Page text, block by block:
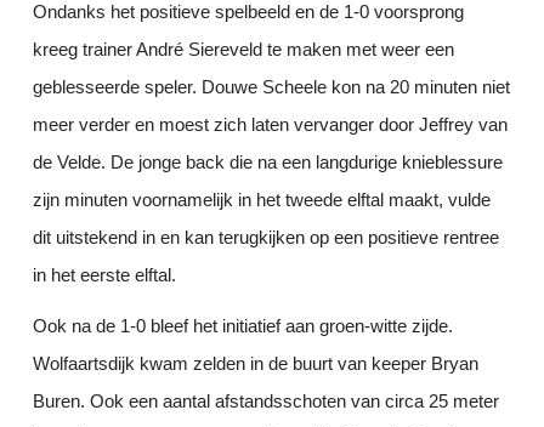
Ondanks het positieve spelbeeld en de 1-0 voorsprong
kreeg trainer André Siereveld te maken met weer een
geblesseerde speler. Douwe Scheele kon na 20 minuten niet
meer verder en moest zich laten vervanger door Jeffrey van
de Velde. De jonge back die na een langdurige knieblessure
zijn minuten voornamelijk in het tweede elftal maakt, vulde
dit uitstekend in en kan terugkijken op een positieve rentree
in het eerste elftal.
Ook na de 1-0 bleef het initiatief aan groen-witte zijde.
Wolfaartsdijk kwam zelden in de buurt van keeper Bryan
Buren. Ook een aantal afstandsschoten van circa 25 meter